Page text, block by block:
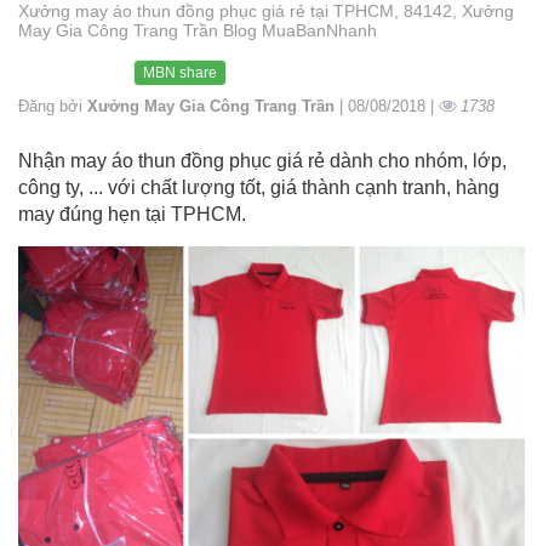
Xưởng may áo thun đồng phục giá rẻ tại TPHCM, 84142, Xưởng
May Gia Công Trang Trần Blog MuaBanNhanh
MBN share
Đăng bởi Xưởng May Gia Công Trang Trần | 08/08/2018 | 1738
Nhận may áo thun đồng phục giá rẻ dành cho nhóm, lớp,
công ty, ... với chất lượng tốt, giá thành cạnh tranh, hàng
may đúng hẹn tại TPHCM.